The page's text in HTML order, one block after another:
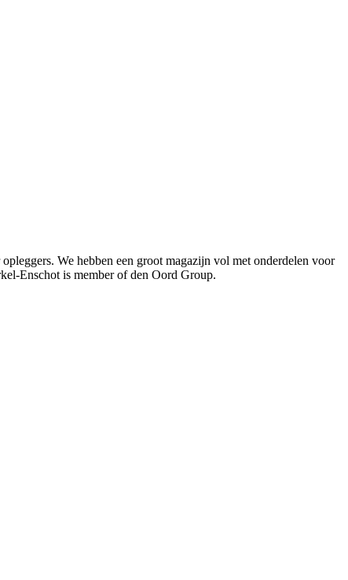
We hebben een groot magazijn vol met onderdelen voor
Enschot is member of den Oord Group.